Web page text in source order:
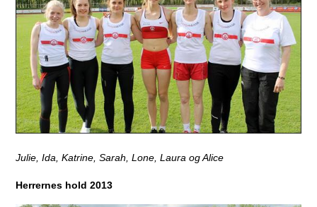
Julie, Ida, Katrine, Sarah, Lone, Laura og Alice
Herrernes hold 2013